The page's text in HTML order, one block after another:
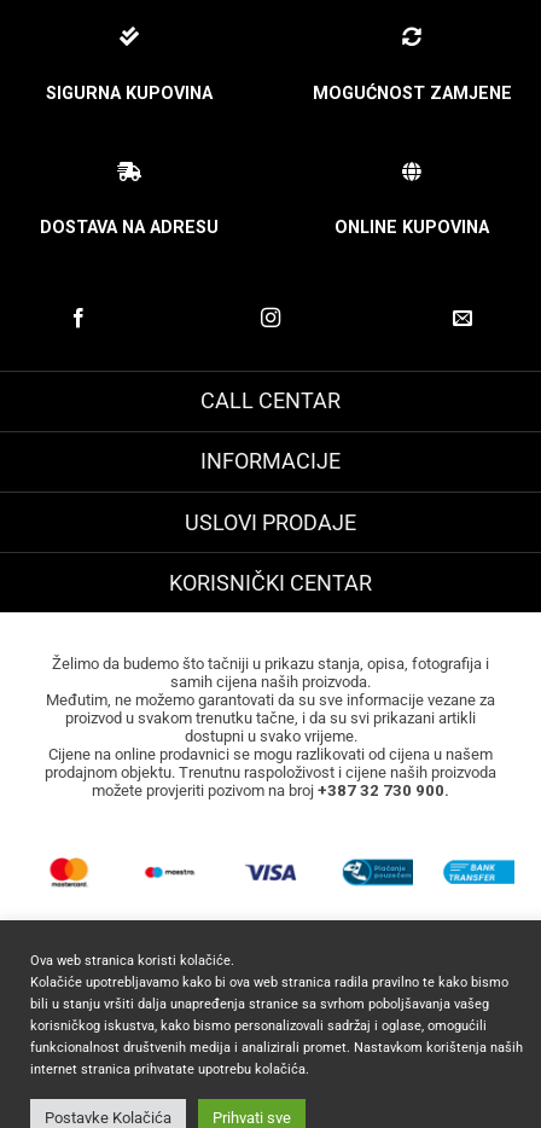
SIGURNA KUPOVINA MOGUĆNOST ZAMJENE
DOSTAVA NA ADRESU ONLINE KUPOVINA
CALL CENTAR
INFORMACIJE
USLOVI PRODAJE
KORISNIČKI CENTAR
Želimo da budemo što tačniji u prikazu stanja, opisa, fotografija i
samih cijena naših proizvoda.
Međutim, ne možemo garantovati da su sve informacije vezane za
proizvod u svakom trenutku tačne, i da su svi prikazani artikli
dostupni u svako vrijeme.
Cijene na online prodavnici se mogu razlikovati od cijena u našem
prodajnom objektu. Trenutnu raspoloživost i cijene naših proizvoda
možete provjeriti pozivom na broj +387 32 730 900.
2026 © Mocca Commerce Sva prava zadržana.
Ova web stranica koristi kolačiće.
Kolačiće upotrebljavamo kako bi ova web stranica radila pravilno te kako bismo
bili u stanju vršiti dalja unapređenja stranice sa svrhom poboljšavanja vašeg
korisničkog iskustva, kako bismo personalizovali sadržaj i oglase, omogućili
funkcionalnost društvenih medija i analizirali promet. Nastavkom korištenja naših
internet stranica prihvatate upotrebu kolačića.
Postavke Kolačića Prihvati sve